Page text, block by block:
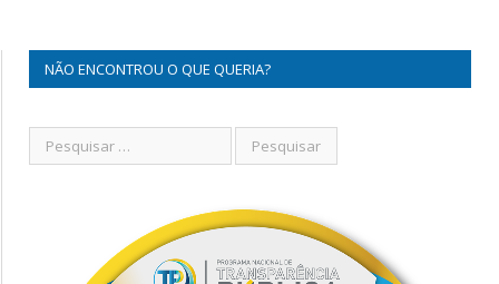
NÃO ENCONTROU O QUE QUERIA?